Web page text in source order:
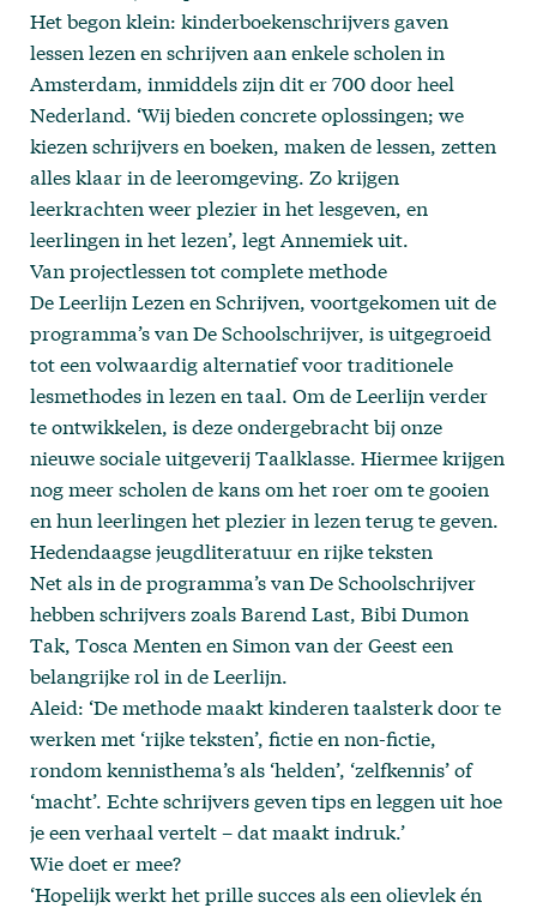
Het begon klein: kinderboekenschrijvers gaven
lessen lezen en schrijven aan enkele scholen in
Amsterdam, inmiddels zijn dit er 700 door heel
Nederland. ‘Wij bieden concrete oplossingen; we
kiezen schrijvers en boeken, maken de lessen, zetten
alles klaar in de leeromgeving. Zo krijgen
leerkrachten weer plezier in het lesgeven, en
leerlingen in het lezen’, legt Annemiek uit.
Van projectlessen tot complete methode
De Leerlijn Lezen en Schrijven, voortgekomen uit de
programma’s van De Schoolschrijver, is uitgegroeid
tot een volwaardig alternatief voor traditionele
lesmethodes in lezen en taal. Om de Leerlijn verder
te ontwikkelen, is deze ondergebracht bij onze
nieuwe sociale uitgeverij Taalklasse. Hiermee krijgen
nog meer scholen de kans om het roer om te gooien
en hun leerlingen het plezier in lezen terug te geven.
Hedendaagse jeugdliteratuur en rijke teksten
Net als in de programma’s van De Schoolschrijver
hebben schrijvers zoals Barend Last, Bibi Dumon
Tak, Tosca Menten en Simon van der Geest een
belangrijke rol in de Leerlijn.
Aleid: ‘De methode maakt kinderen taalsterk door te
werken met ‘rijke teksten’, fictie en non-fictie,
rondom kennisthema’s als ‘helden’, ‘zelfkennis’ of
‘macht’. Echte schrijvers geven tips en leggen uit hoe
je een verhaal vertelt – dat maakt indruk.’
Wie doet er mee?
‘Hopelijk werkt het prille succes als een olievlek én